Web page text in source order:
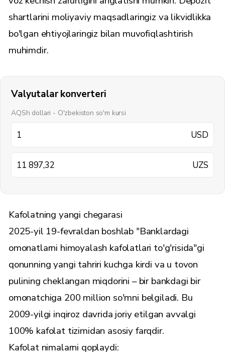
shartlarini moliyaviy maqsadlaringiz va likvidlikka
bo'lgan ehtiyojlaringiz bilan muvofiqlashtirish
muhimdir.
Valyutalar konverteri
AQSh dollari - O'zbekiston so'm kursi
USD
UZS
Kafolatning yangi chegarasi
2025-yil 19-fevraldan boshlab "Banklardagi
omonatlarni himoyalash kafolatlari to'g'risida"gi
qonunning yangi tahriri kuchga kirdi va u tovon
pulining cheklangan miqdorini – bir bankdagi bir
omonatchiga 200 million so'mni belgiladi. Bu
2009-yilgi inqiroz davrida joriy etilgan avvalgi
100% kafolat tizimidan asosiy farqdir.
Kafolat nimalarni qoplaydi: